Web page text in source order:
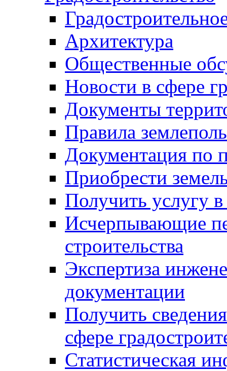
Архитектура
Общественные
Новости в сфере
Документы
Правила
Документация по
Приобрести
Получить услугу в
Исчерпывающие
строительства
Экспертиза
документации
Получить
сфере
Статистическая